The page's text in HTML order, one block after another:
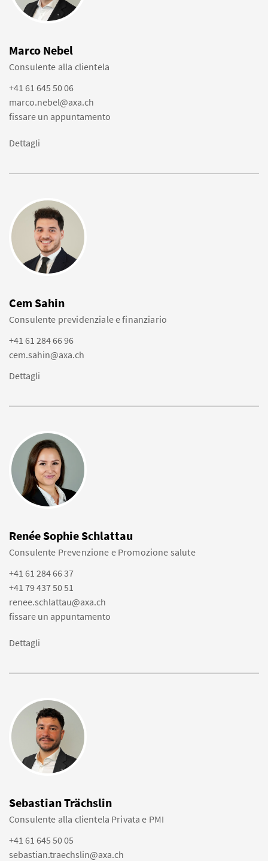
Marco Nebel
Consulente alla clientela
+41 61 645 50 06
marco.nebel@axa.ch
fissare un appuntamento
Dettagli
Cem Sahin
Consulente previdenziale e finanziario
+41 61 284 66 96
cem.sahin@axa.ch
Dettagli
Renée Sophie Schlattau
Consulente Prevenzione e Promozione salute
+41 61 284 66 37
+41 79 437 50 51
renee.schlattau@axa.ch
fissare un appuntamento
Dettagli
Sebastian Trächslin
Consulente alla clientela Privata e PMI
+41 61 645 50 05
sebastian.traechslin@axa.ch